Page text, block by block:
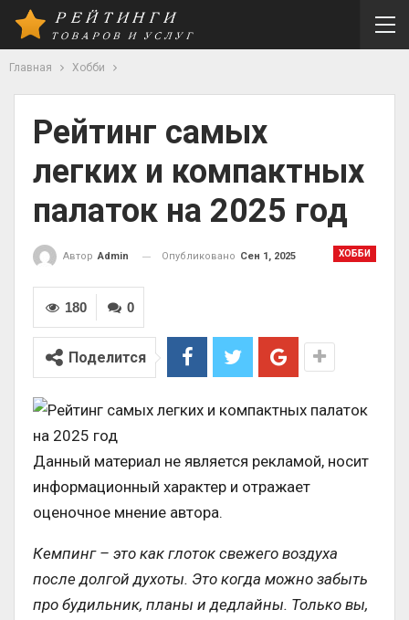
Главная Хобби
Рейтинг самых
легких и компактных
палаток на 2025 год
ХОББИ
Автор Admin Опубликовано Сен 1, 2025
0
180
Поделится
Данный материал не является рекламой, носит
информационный характер и отражает
оценочное мнение автора.
Кемпинг – это как глоток свежего воздуха
после долгой духоты. Это когда можно забыть
про будильник, планы и дедлайны. Только вы,